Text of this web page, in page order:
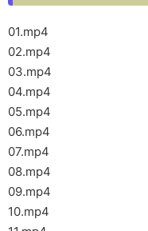
01.mp4
02.mp4
03.mp4
04.mp4
05.mp4
06.mp4
07.mp4
08.mp4
09.mp4
10.mp4